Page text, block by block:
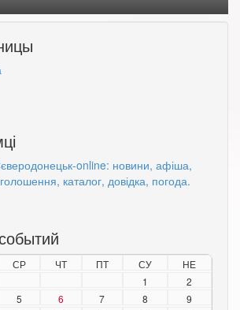
online: новини, афіша,
каталог, довідка, погода.
СР ЧТ ПТ СУ
НЕ
1
2
5 6 7 8
9